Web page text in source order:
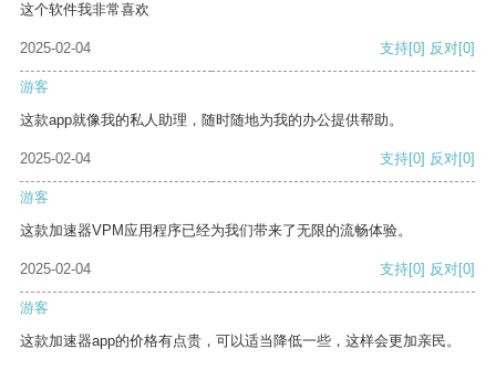
这个软件我非常喜欢
2025-02-04 支持[0] 反对[0]
游客
这款app就像我的私人助理，随时随地为我的办公提供帮助。
2025-02-04 支持[0] 反对[0]
游客
这款加速器VPM应用程序已经为我们带来了无限的流畅体验。
2025-02-04 支持[0] 反对[0]
游客
这款加速器app的价格有点贵，可以适当降低一些，这样会更加亲民。